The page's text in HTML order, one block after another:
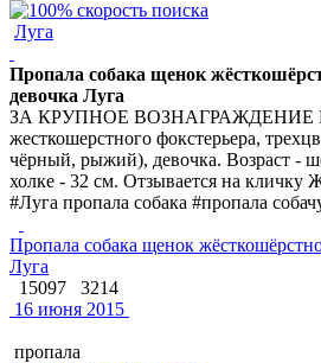
Луга
Пропала собака щенок
девочка Луга
ЗА КРУПНОЕ ВОЗНАГРАЖДЕНИЕ
жесткошерстного фокстерьера,
чёрный, рыжий), девочка. Возраст -
холке - 32 см. Отзывается на кличку
#Луга пропала собака #пропала
Пропала собака щенок
Луга
15097
3214
16 июня 2015
пропала